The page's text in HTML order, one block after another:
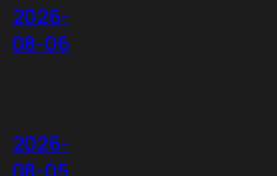
2026-
08-06
2026-
08-05